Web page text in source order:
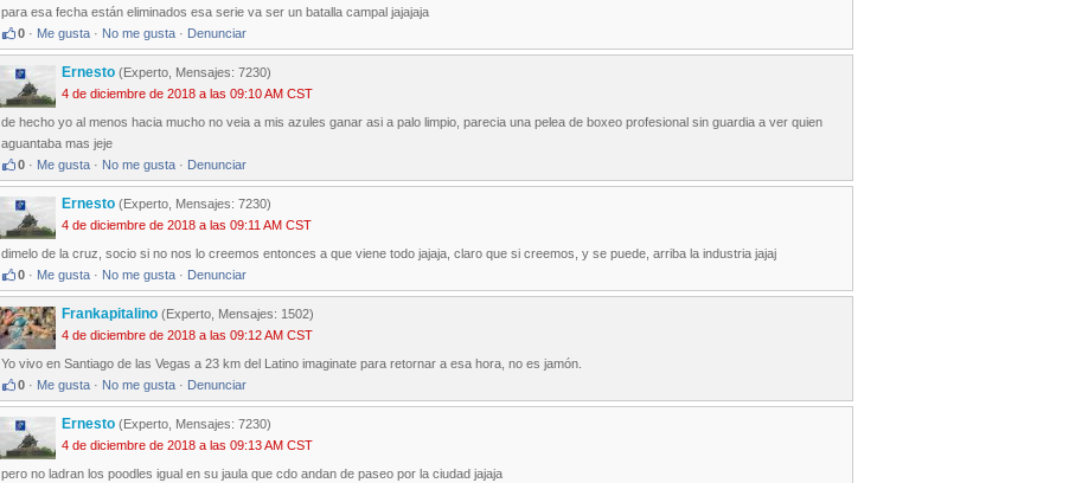
para esa fecha están eliminados esa serie va ser un batalla campal jajajaja
0 · Me gusta · No me gusta · Denunciar
Ernesto (Experto, Mensajes: 7230)
4 de diciembre de 2018 a las 09:10 AM CST
de hecho yo al menos hacia mucho no veia a mis azules ganar asi a palo limpio, parecia una pelea de boxeo profesional sin guardia a ver quien
aguantaba mas jeje
0 · Me gusta · No me gusta · Denunciar
Ernesto (Experto, Mensajes: 7230)
4 de diciembre de 2018 a las 09:11 AM CST
dimelo de la cruz, socio si no nos lo creemos entonces a que viene todo jajaja, claro que si creemos, y se puede, arriba la industria jajaj
0 · Me gusta · No me gusta · Denunciar
Frankapitalino (Experto, Mensajes: 1502)
4 de diciembre de 2018 a las 09:12 AM CST
Yo vivo en Santiago de las Vegas a 23 km del Latino imaginate para retornar a esa hora, no es jamón.
0 · Me gusta · No me gusta · Denunciar
Ernesto (Experto, Mensajes: 7230)
4 de diciembre de 2018 a las 09:13 AM CST
pero no ladran los poodles igual en su jaula que cdo andan de paseo por la ciudad jajaja